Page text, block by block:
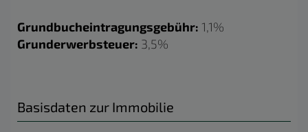
Grundbucheintragungsgebühr: 1,1%
Grunderwerbsteuer: 3,5%
Basisdaten zur Immobilie